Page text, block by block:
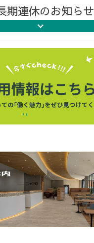
期連休のお知らせ